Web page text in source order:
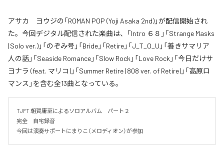
アサカ ヨウジの「ROMAN POP (Yoji Asaka 2nd)」が配信開始され
た。今回デジタル配信された楽曲は、「Intro ６８」「Strange Masks
(Solo ver.)」「のぞみ号」「Bride」「Retire」「J_T_O_U」「善きサマリア
人の話」「Seaside Romance」「Slow Rock」「Love Rock」「今日だけサ
ヨナラ (feat. マリコ)」「Summer Retire (808 ver. of Retire)」「高原ロ
マンス」を含む全13曲となっている。
TJFT 朝賀庸至によるソロアルバム　パート２
完全　自宅録音
今回は演奏サポートにまりこ（メロディオン）が参加